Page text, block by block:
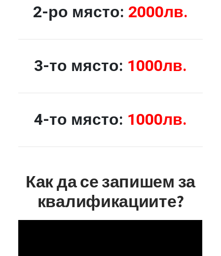
2-ро място: 2000лв.
3-то място: 1000лв.
4-то място: 1000лв.
Как да се запишем за
квалификациите?